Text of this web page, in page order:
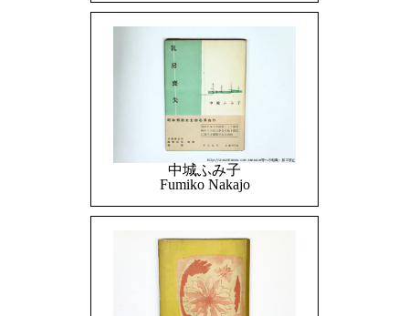
中城ふみ子
Fumiko Nakajo